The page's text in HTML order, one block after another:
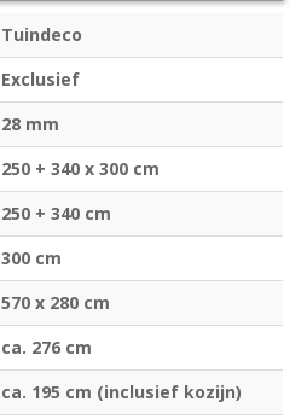
Tuindeco
Exclusief
28 mm
250 + 340 x 300 cm
250 + 340 cm
300 cm
570 x 280 cm
ca. 276 cm
ca. 195 cm (inclusief kozijn)